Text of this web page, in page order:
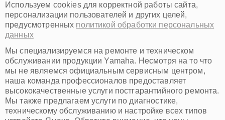
Омск
Красноярск
Пермь
Ульяновск
Киров
Архангельск
Астрахань
Белгород
Благовещенск
Брянск
Владивосток
Используем cookies для корректной работы сайта,
персонализации пользователей и других целей,
предусмотренных политикой обработки персональных
данных
Мы специализируемся на ремонте и техническом
обслуживании продукции Yamaha. Несмотря на то что
мы не являемся официальным сервисным центром,
наша команда профессионалов предоставляет
высококачественные услуги постгарантийного ремонта.
Мы также предлагаем услуги по диагностике,
техническому обслуживанию и настройке всех типов